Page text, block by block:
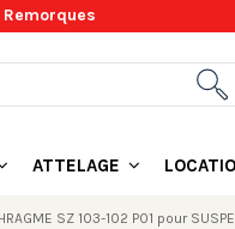
Remorques
ATTELAGE
SZ 103-102 P01 pour